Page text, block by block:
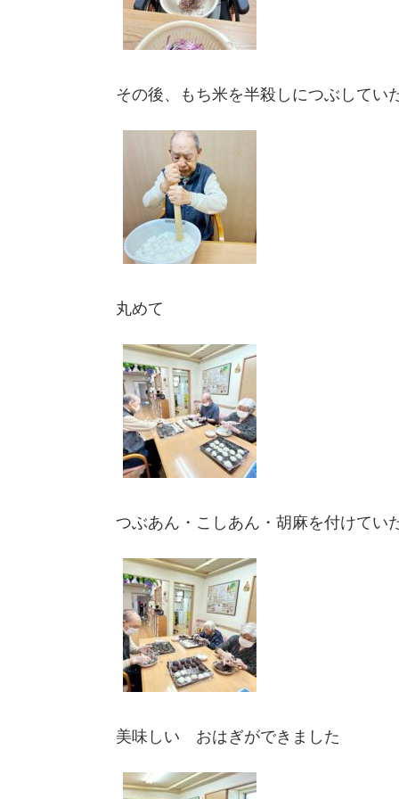
その後、もち米を半殺しにつぶしてい
丸めて
つぶあん・こしあん・胡麻を付けてい
美味しい おはぎができました